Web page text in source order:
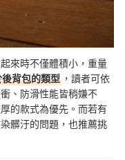
來時不僅體積小，重量
背包的類型 ，讀者可依
、防滑性能皆稍嫌不
的款式為優先。而若有
髒汙的問題，也推薦挑